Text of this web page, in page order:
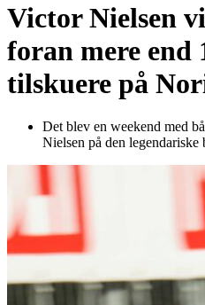
Victor Nielsen
foran mere end
tilskuere på
Det blev en weekend med
Nielsen på den